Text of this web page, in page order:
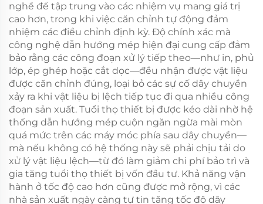
nghề để tập trung vào các nhiệm vụ mang giá trị
cao hơn, trong khi việc căn chỉnh tự động đảm
nhiệm các điều chỉnh định kỳ. Độ chính xác mà
công nghệ dẫn hướng mép hiện đại cung cấp đảm
bảo rằng các công đoạn xử lý tiếp theo—như in, phủ
lớp, ép ghép hoặc cắt dọc—đều nhận được vật liệu
được căn chỉnh đúng, loại bỏ các sự cố dây chuyền
xảy ra khi vật liệu bị lệch tiếp tục đi qua nhiều công
đoạn sản xuất. Tuổi thọ thiết bị được kéo dài nhờ hệ
thống dẫn hướng mép cuộn ngăn ngừa mài mòn
quá mức trên các máy móc phía sau dây chuyền—
mà nếu không có hệ thống này sẽ phải chịu tải do
xử lý vật liệu lệch—từ đó làm giảm chi phí bảo trì và
gia tăng tuổi thọ thiết bị vốn đầu tư. Khả năng vận
hành ở tốc độ cao hơn cũng được mở rộng, vì các
nhà sản xuất ngày càng tự tin tăng tốc độ dây